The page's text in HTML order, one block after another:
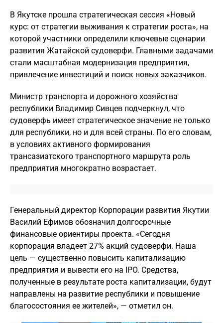
В Якутске прошла стратегическая сессия «Новый
курс: от стратегии выживания к стратегии роста», на
которой участники определили ключевые сценарии
развития Жатайской судоверфи. Главными задачами
стали масштабная модернизация предприятия,
привлечение инвестиций и поиск новых заказчиков.
Министр транспорта и дорожного хозяйства
республики Владимир Сивцев подчеркнул, что
судоверфь имеет стратегическое значение не только
для республики, но и для всей страны. По его словам,
в условиях активного формирования
трансазиатского транспортного маршрута роль
предприятия многократно возрастает.
Генеральный директор Корпорации развития Якутии
Василий Ефимов обозначил долгосрочные
финансовые ориентиры проекта. «Сегодня
корпорация владеет 27% акций судоверфи. Наша
цель — существенно повысить капитализацию
предприятия и вывести его на IPO. Средства,
полученные в результате роста капитализации, будут
направлены на развитие республики и повышение
благосостояния ее жителей», — отметил он.